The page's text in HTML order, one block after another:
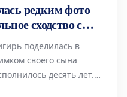
редким фото
сходство с
поделилась в
своего сына
десять лет.